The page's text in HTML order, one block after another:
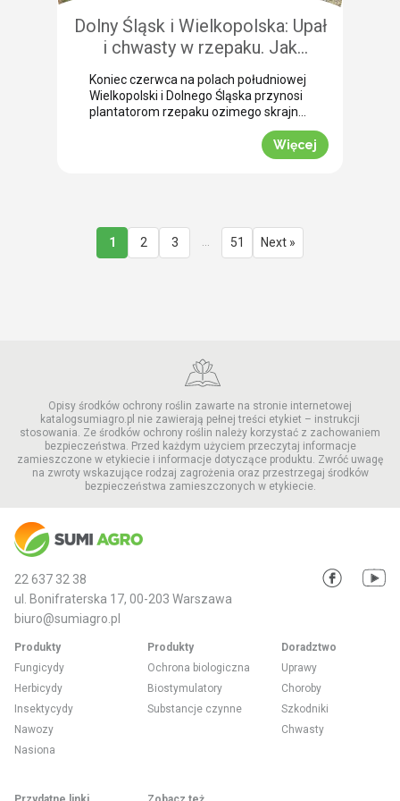
Dolny Śląsk i Wielkopolska: Upał
i chwasty w rzepaku. Jak
uratować plon przed samym
wjazdem kombajnu?
Koniec czerwca na polach południowej
Wielkopolski i Dolnego Śląska przynosi
plantatorom rzepaku ozimego skrajne
emocje (BBCH 80-83). Ostatnie opady
deszczu poprawiły ogólną kondycję
roślin. Jednak wywołały jednocześnie
Jak informuje nasz ekspert Mariusz
Staniek, skuteczna desykacja rzepaku
przed zbiorem oraz wcześniejsza
Więcej
1 2 3 51 Next »
Opisy środków ochrony roślin zawarte na stronie internetowej
katalogsumiagro.pl nie zawierają pełnej treści etykiet – instrukcji
stosowania. Ze środków ochrony roślin należy korzystać z zachowaniem
bezpieczeństwa. Przed każdym użyciem przeczytaj informacje
zamieszczone w etykiecie i informacje dotyczące produktu. Zwróć uwagę
na zwroty wskazujące rodzaj zagrożenia oraz przestrzegaj środków
bezpieczeństwa zamieszczonych w etykiecie.
22 637 32 38
ul. Bonifraterska 17, 00-203 Warszawa
biuro@sumiagro.pl
Produkty
Fungicydy
Herbicydy
Insektycydy
Nawozy
Nasiona
Produkty
Ochrona biologiczna
Biostymulatory
Substancje czynne
Doradztwo
Uprawy
Choroby
Szkodniki
Chwasty